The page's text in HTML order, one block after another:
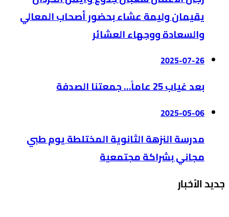
يقيمان وليمة عشاء بحضور أصحاب المعالي
والسعادة ووجهاء العشائر
2025-07-26
بعد غياب 25 عاماً… جمعتنا الصدفة
2025-05-06
مدرسة النزهة الثانوية المختلطة يوم طبي
مجاني بشراكة مجتمعية
جديد الأخبار